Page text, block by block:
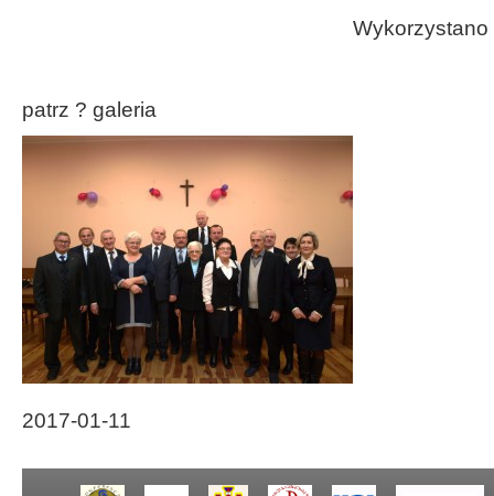
patrz ? galeria
2017-01-11